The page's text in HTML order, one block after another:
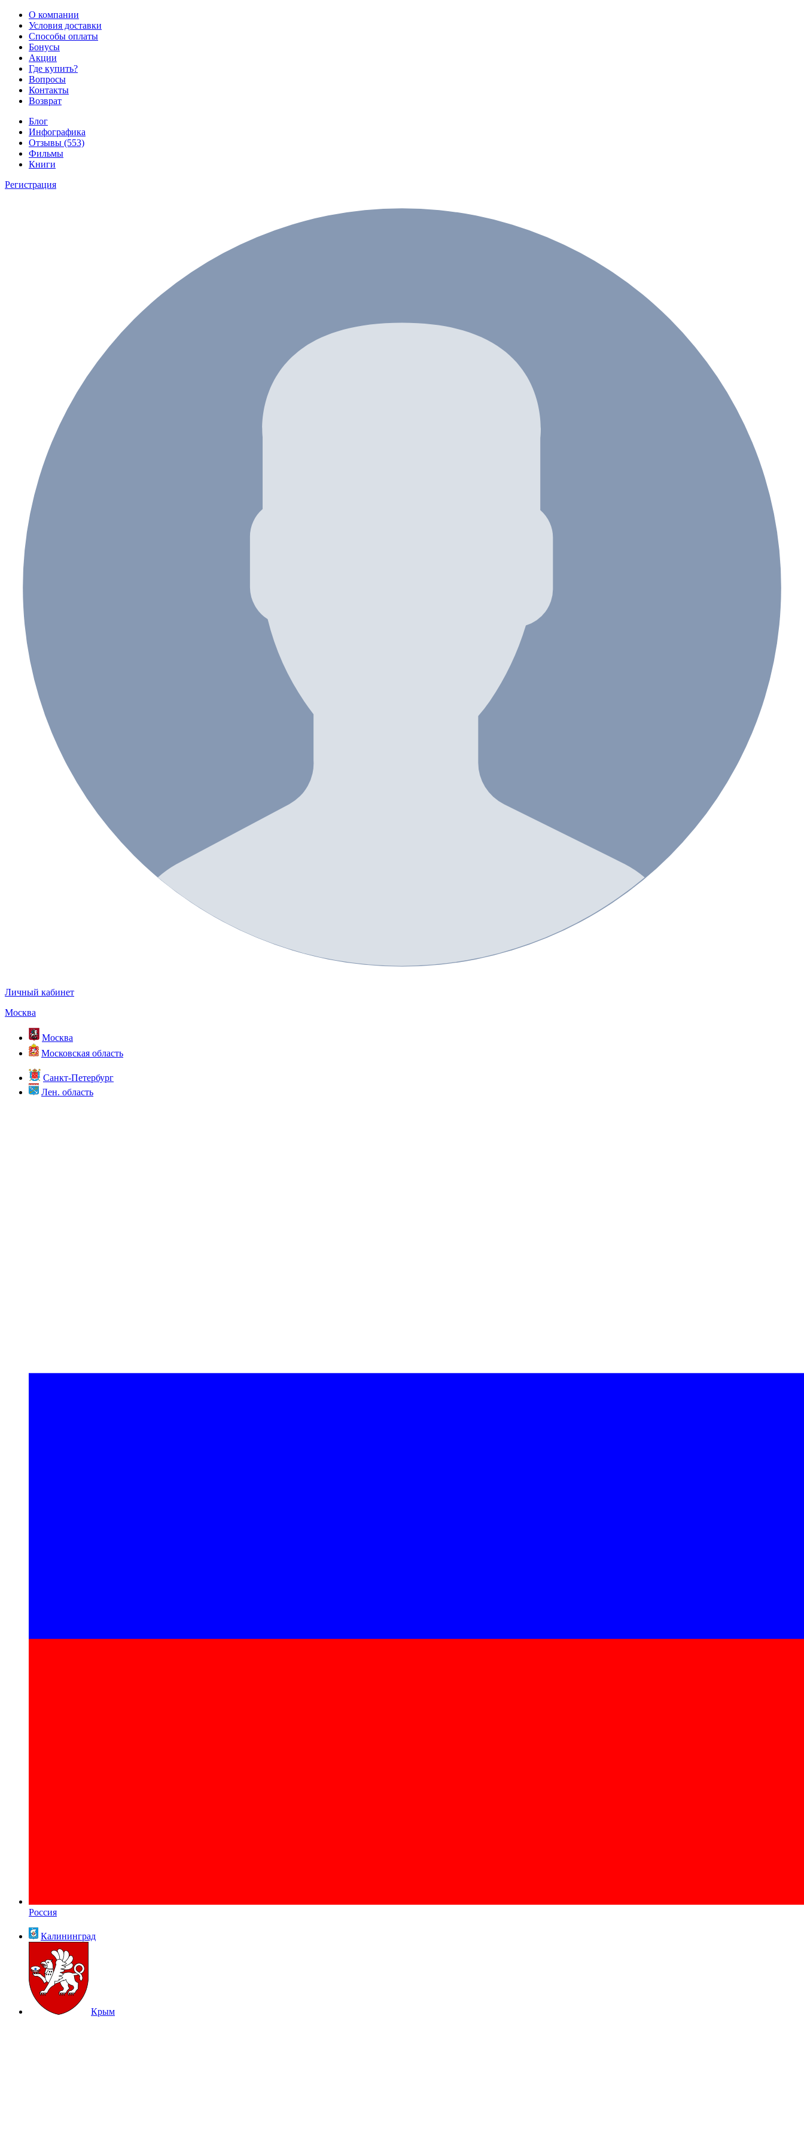
О компании
Условия доставки
Способы оплаты
Бонусы
Акции
Где купить?
Вопросы
Контакты
Возврат
Блог
Инфографика
Отзывы (553)
Фильмы
Книги
Регистрация
Личный кабинет
Москва
Москва
Московская область
Санкт-Петербург
Лен. область
Россия
Калининград
Крым